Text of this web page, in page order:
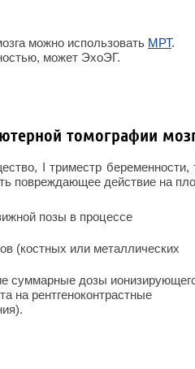
можно использовать МРТ.
может ЭхоЭГ.
томографии
I триместр беременности,
повреждающее действие на
позы в процессе
(костных или металлических
суммарные дозы
на рентгеноконтрастные